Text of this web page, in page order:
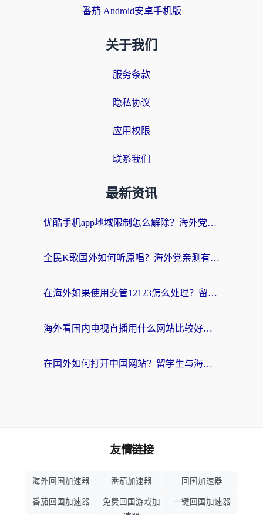
番茄 Android安卓手机版
关于我们
服务条款
隐私协议
应用权限
联系我们
最新资讯
优酷手机app地域限制怎么解除？海外党亲测有效的追剧方案
全民K歌国外如何听原唱？海外党亲测有效的回国加速器选择指南
在海外如果使用交管12123怎么处理？留学生亲测有效的回国加速方案
海外看国内电视直播用什么网站比较好？一篇解决你所有追剧难题的实用指南
在国外如何打开中国网站？留学生与海外华人的无缝访问指南
友情链接
海外回国加速器 番茄加速器 回国加速器
番茄回国加速器
免费回国游戏加
一键回国加速器